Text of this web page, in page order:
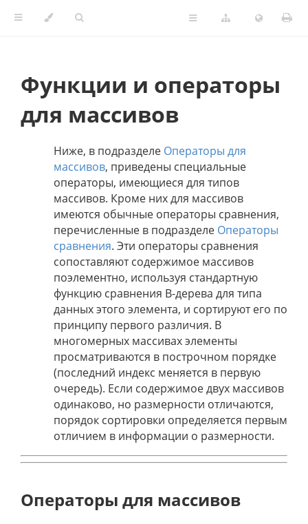
Функции и операторы
для массивов
Ниже, в подразделе Операторы для
массивов, приведены специальные
операторы, имеющиеся для типов
массивов. Кроме них для массивов
имеются обычные операторы сравнения,
перечисленные в подразделе Операторы
сравнения. Эти операторы сравнения
сопоставляют содержимое массивов
поэлементно, используя стандартную
функцию сравнения B-дерева для типа
данных этого элемента, и сортируют его по
принципу первого различия. В
многомерных массивах элементы
просматриваются в построчном порядке
(последний индекс меняется в первую
очередь). Если содержимое двух массивов
одинаково, но размерности отличаются,
порядок сортировки определяется первым
отличием в информации о размерности.
Операторы для массивов